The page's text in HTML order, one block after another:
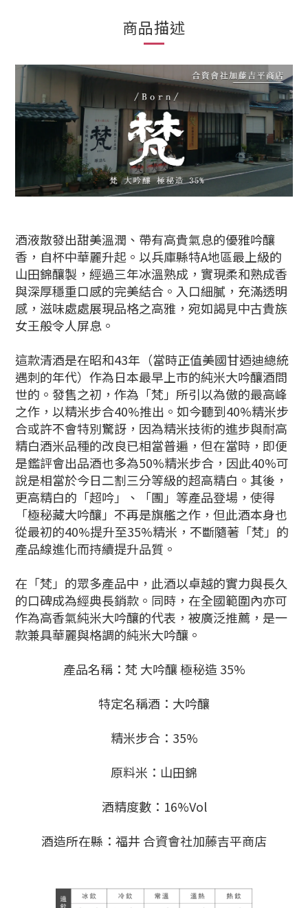
商品描述
酒液散發出甜美溫潤、帶有高貴氣息的優雅吟釀
香，自杯中華麗升起。以兵庫縣特A地區最上級的
山田錦釀製，經過三年冰溫熟成，實現柔和熟成香
與深厚穩重口感的完美結合。入口細膩，充滿透明
感，滋味處處展現品格之高雅，宛如謁見中古貴族
女王般令人屏息。
這款清酒是在昭和43年（當時正值美國甘迺迪總統
遇刺的年代）作為日本最早上市的純米大吟釀酒問
世的。發售之初，作為「梵」所引以為傲的最高峰
之作，以精米步合40%推出。如今聽到40%精米步
合或許不會特別驚訝，因為精米技術的進步與耐高
精白酒米品種的改良已相當普遍，但在當時，即便
是鑑評會出品酒也多為50%精米步合，因此40%可
說是相當於今日二割三分等級的超高精白。其後，
更高精白的「超吟」、「團」等產品登場，使得
「極秘藏大吟釀」不再是旗艦之作，但此酒本身也
從最初的40%提升至35%精米，不斷隨著「梵」的
產品線進化而持續提升品質。
在「梵」的眾多產品中，此酒以卓越的實力與長久
的口碑成為經典長銷款。同時，在全國範圍內亦可
作為高香氣純米大吟釀的代表，被廣泛推薦，是一
款兼具華麗與格調的純米大吟釀。
產品名稱：梵 大吟釀 極秘造 35%
特定名稱酒：大吟釀
精米步合：35%
原料米：山田錦
酒精度數：16%Vol
酒造所在縣：福井 合資會社加藤吉平商店